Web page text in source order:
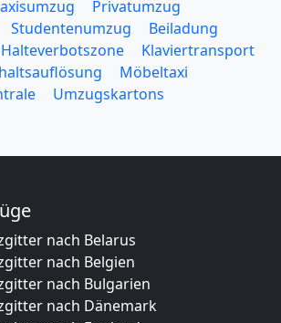
Privatumzug
Studentenumzug
Beiladung
Halteverbotszone
Klaviertransport
Möbeltaxi
Umzugskartons
nach Belarus
nach Belgien
nach Bulgarien
nach Dänemark